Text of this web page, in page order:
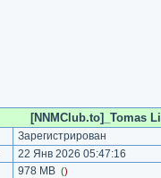
[NNMClub.to]_Tomas
Зарегистрирован
22 Янв 2026 05:47:16
978 MB ()